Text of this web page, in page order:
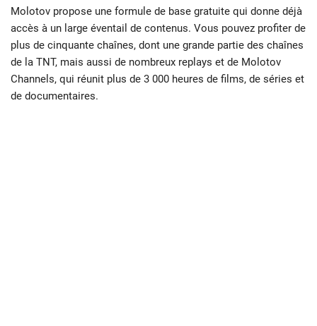
Molotov propose une formule de base gratuite qui donne déjà
accès à un large éventail de contenus. Vous pouvez profiter de
plus de cinquante chaînes, dont une grande partie des chaînes
de la TNT, mais aussi de nombreux replays et de Molotov
Channels, qui réunit plus de 3 000 heures de films, de séries et
de documentaires.